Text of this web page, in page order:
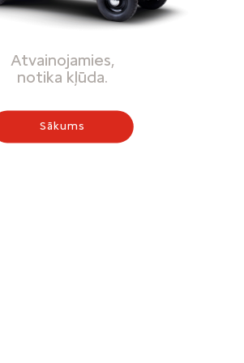
Atvainojamies,
notika kļūda.
Sākums